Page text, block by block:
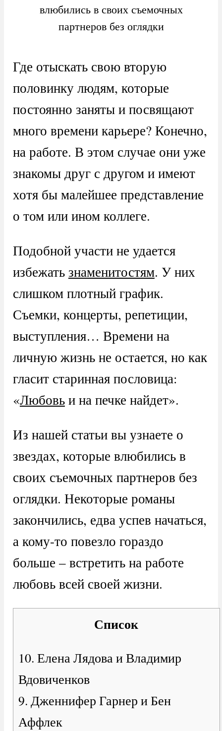
влюбились в своих съемочных
партнеров без оглядки
Где отыскать свою вторую
половинку людям, которые
постоянно заняты и посвящают
много времени карьере? Конечно,
на работе. В этом случае они уже
знакомы друг с другом и имеют
хотя бы малейшее представление
о том или ином коллеге.
Подобной участи не удается
избежатьзнаменитостям. У них
слишком плотный график.
Съемки, концерты, репетиции,
выступления… Времени на
личную жизнь не остается, но как
гласит старинная пословица:
«Любовьи на печке найдет».
Из нашей статьи вы узнаете о
звездах, которые влюбились в
своих съемочных партнеров без
оглядки. Некоторые романы
закончились, едва успев начаться,
а кому-то повезло гораздо
больше – встретить на работе
любовь всей своей жизни.
Список
10. Елена Лядова и Владимир
Вдовиченков
9. Дженнифер Гарнер и Бен
Аффлек